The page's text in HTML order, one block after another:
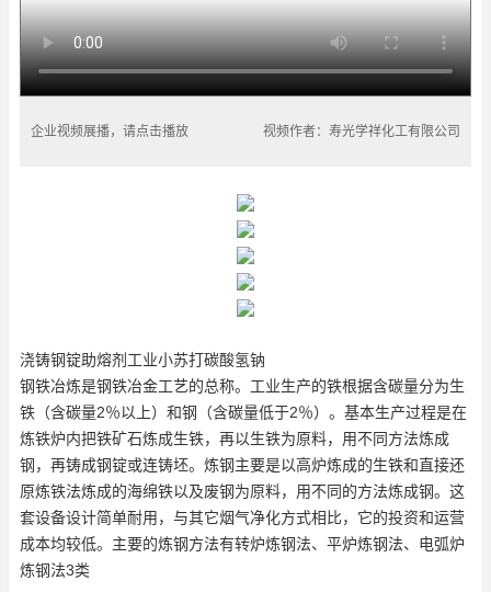
企业视频展播，请点击播放 视频作者：寿光学祥化工有限公司
浇铸钢锭助熔剂工业小苏打碳酸氢钠
钢铁冶炼是钢铁冶金工艺的总称。工业生产的铁根据含碳量分为生
铁（含碳量2％以上）和钢（含碳量低于2％）。基本生产过程是在
炼铁炉内把铁矿石炼成生铁，再以生铁为原料，用不同方法炼成
钢，再铸成钢锭或连铸坯。炼钢主要是以高炉炼成的生铁和直接还
原炼铁法炼成的海绵铁以及废钢为原料，用不同的方法炼成钢。这
套设备设计简单耐用，与其它烟气净化方式相比，它的投资和运营
成本均较低。主要的炼钢方法有转炉炼钢法、平炉炼钢法、电弧炉
炼钢法3类